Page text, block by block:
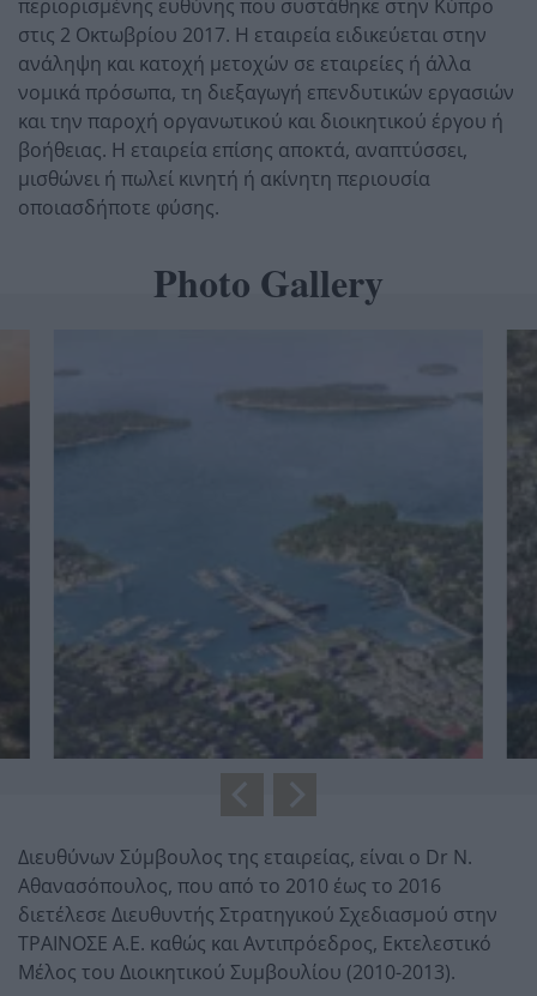
περιορισμένης ευθύνης που συστάθηκε στην Κύπρο
στις 2 Οκτωβρίου 2017. Η εταιρεία ειδικεύεται στην
ανάληψη και κατοχή μετοχών σε εταιρείες ή άλλα
νομικά πρόσωπα, τη διεξαγωγή επενδυτικών εργασιών
και την παροχή οργανωτικού και διοικητικού έργου ή
βοήθειας. Η εταιρεία επίσης αποκτά, αναπτύσσει,
μισθώνει ή πωλεί κινητή ή ακίνητη περιουσία
οποιασδήποτε φύσης.
Photo Gallery
Διευθύνων Σύμβουλος της εταιρείας, είναι ο Dr N.
Αθανασόπουλος, που από το 2010 έως το 2016
διετέλεσε Διευθυντής Στρατηγικού Σχεδιασμού στην
ΤΡΑΙΝΟΣΕ Α.Ε. καθώς και Αντιπρόεδρος, Εκτελεστικό
Μέλος του Διοικητικού Συμβουλίου (2010-2013).